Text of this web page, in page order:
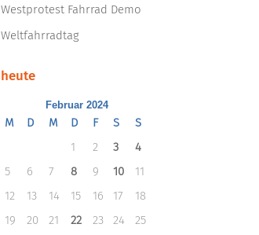
Westprotest Fahrrad Demo
Weltfahrradtag
heute
Februar 2024
M D M D F S
S
1
2 3
4
5
6 7 8 9 10
11
12
13 14 15 16 17
18
19
20 21 22 23 24 25